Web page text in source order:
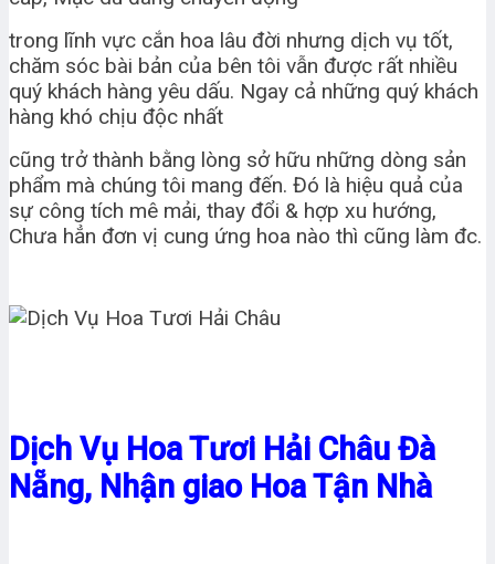
trong lĩnh vực cắn hoa lâu đời nhưng dịch vụ tốt,
chăm sóc bài bản của bên tôi vẫn được rất nhiều
quý khách hàng yêu dấu. Ngay cả những quý khách
hàng khó chịu độc nhất
cũng trở thành bằng lòng sở hữu những dòng sản
phẩm mà chúng tôi mang đến. Đó là hiệu quả của
sự công tích mê mải, thay đổi & hợp xu hướng,
Chưa hẳn đơn vị cung ứng hoa nào thì cũng làm đc.
Dịch Vụ Hoa Tươi Hải Châu Đà
Nẵng, Nhận giao Hoa Tận Nhà